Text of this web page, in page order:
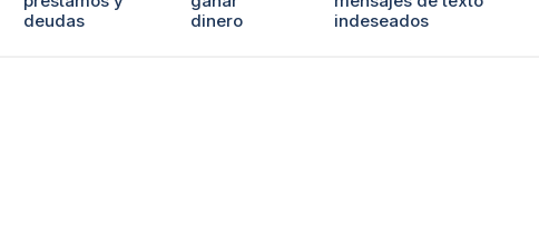
deudas
dinero
indeseados